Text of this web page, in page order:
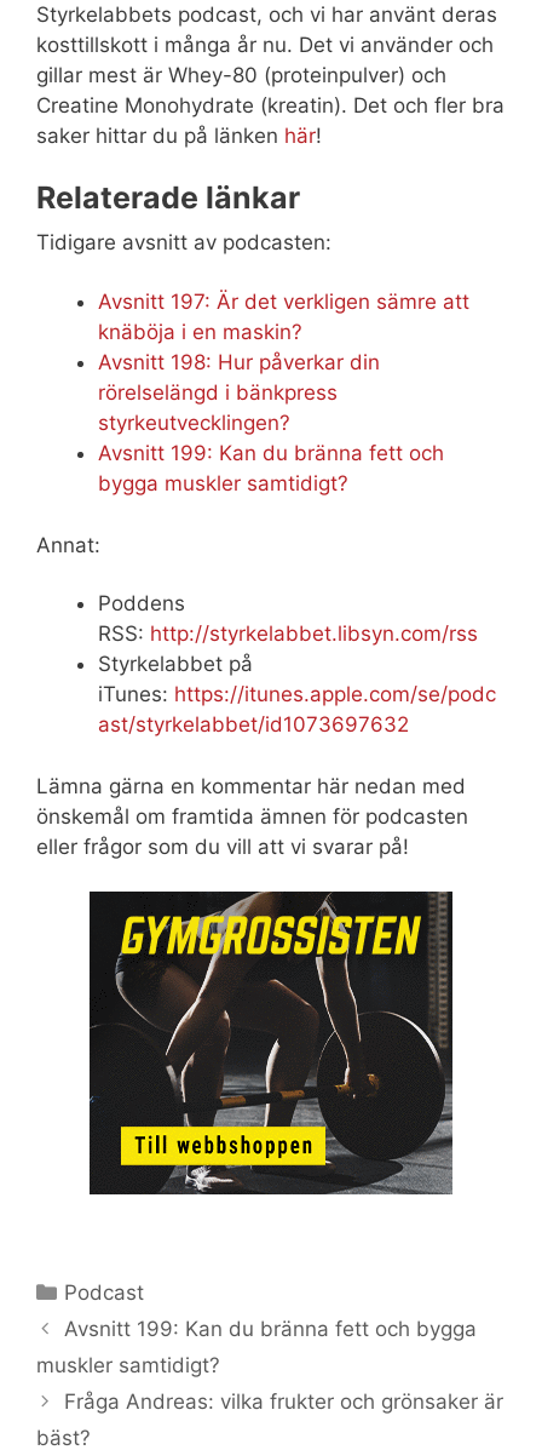
Styrkelabbets podcast, och vi har använt deras
kosttillskott i många år nu. Det vi använder och
gillar mest är Whey-80 (proteinpulver) och
Creatine Monohydrate (kreatin). Det och fler bra
saker hittar du på länken här!
Relaterade länkar
Tidigare avsnitt av podcasten:
Avsnitt 197: Är det verkligen sämre att
knäböja i en maskin?
Avsnitt 198: Hur påverkar din
rörelselängd i bänkpress
styrkeutvecklingen?
Avsnitt 199: Kan du bränna fett och
bygga muskler samtidigt?
Annat:
Poddens
RSS: http://styrkelabbet.libsyn.com/rss
Styrkelabbet på
iTunes: https://itunes.apple.com/se/podc
ast/styrkelabbet/id1073697632
Lämna gärna en kommentar här nedan med
önskemål om framtida ämnen för podcasten
eller frågor som du vill att vi svarar på!
Kategorier
Podcast
Avsnitt 199: Kan du bränna fett och bygga
muskler samtidigt?
Fråga Andreas: vilka frukter och grönsaker är
bäst?